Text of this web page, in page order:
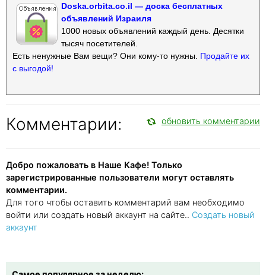
Doska.orbita.co.il — доска бесплатных
объявлений Израиля
1000 новых объявлений каждый день. Десятки
тысяч посетителей.
Есть ненужные Вам вещи? Они кому-то нужны. Продайте их
с выгодой!
Комментарии: обновить комментарии
Добро пожаловать в Наше Кафе! Только
зарегистрированные пользователи могут оставлять
комментарии.
Для того чтобы оставить комментарий вам необходимо
войти или создать новый аккаунт на сайте.. Создать новый
аккаунт